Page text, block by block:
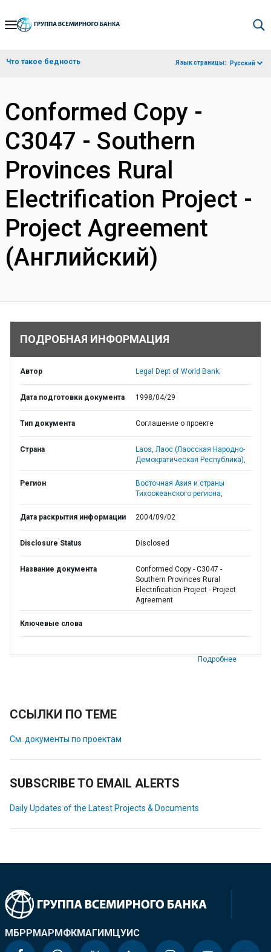
Skip
Navigation
Что такое бедность Язык страницы: Русский
Conformed Copy -
C3047 - Southern
Provinces Rural
Electrification Project -
Project Agreement
(Английский)
ПОДРОБНАЯ ИНФОРМАЦИЯ
Автор Legal Dept of World Bank;
Дата подготовки документа 1998/04/29
Тип документа Соглашение о проекте
Страна Laos, Лаос (Лаосская Народно-
Демократическая Республика),
Регион
Восточная Азия и страны
Тихоокеанского региона,
Дата раскрытия информации 2004/09/02
Disclosure Status Disclosed
Название документа
Conformed Copy - C3047 -
Southern Provinces Rural
Electrification Project - Project
Agreement
Ключевые слова
Подробнее
ССЫЛКИ ПО ТЕМЕ
См. документы по проектам
SUBSCRIBE TO EMAIL ALERTS
Daily Updates of the Latest Projects & Documents
МБРРМАРМФКМАГИМЦУИС